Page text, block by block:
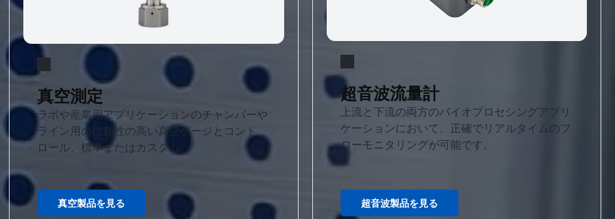
真空測定
ラボや産業用アプリケーションのチャンバーや
ライン用の信頼性の高い真空ゲージとコント
ロール、標準またはカスタム。
真空製品を見る
超音波流量計
上流と下流の両方のバイオプロセシングアプリ
ケーションにおいて、正確でリアルタイムのフ
ローモニタリングが可能です。
超音波製品を見る